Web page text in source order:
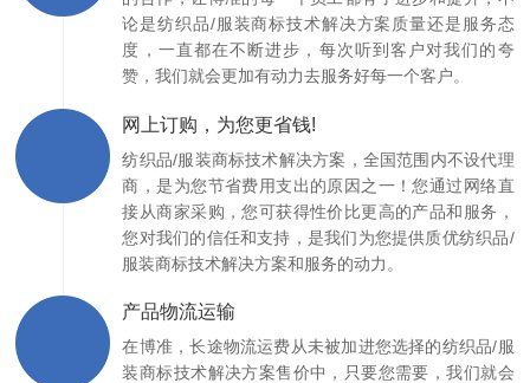
论是纺织品/服装商标技术解决方案质量还是服务态
度，一直都在不断进步，每次听到客户对我们的夸
赞，我们就会更加有动力去服务好每一个客户。
网上订购，为您更省钱!
纺织品/服装商标技术解决方案，全国范围内不设代理
商，是为您节省费用支出的原因之一！您通过网络直
接从商家采购，您可获得性价比更高的产品和服务，
您对我们的信任和支持，是我们为您提供质优纺织品/
服装商标技术解决方案和服务的动力。
产品物流运输
在博准，长途物流运费从未被加进您选择的纺织品/服
装商标技术解决方案售价中，只要您需要，我们就会